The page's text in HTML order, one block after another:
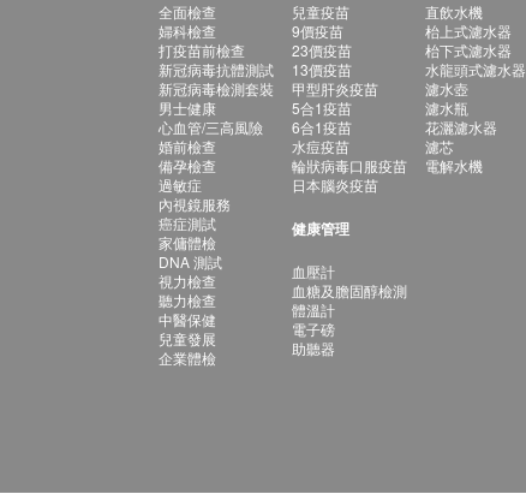
全面檢查
婦科檢查
打疫苗前檢查
新冠病毒抗體測試
新冠病毒檢測套裝
男士健康
心血管/三高風險
婚前檢查
備孕檢查
過敏症
內視鏡服務
癌症測試
家傭體檢
DNA 測試
視力檢查
聽力檢查
中醫保健
兒童發展
企業體檢
兒童疫苗
9價疫苗
23價疫苗
13價疫苗
甲型肝炎疫苗
5合1疫苗
6合1疫苗
水痘疫苗
輪狀病毒口服疫苗
日本腦炎疫苗
健康管理
血壓計
血糖及膽固醇檢測
體溫計
電子磅
助聽器
直飲水機
枱上式濾水器
枱下式濾水器
水龍頭式濾水器
濾水壺
濾水瓶
花灑濾水器
濾芯
電解水機